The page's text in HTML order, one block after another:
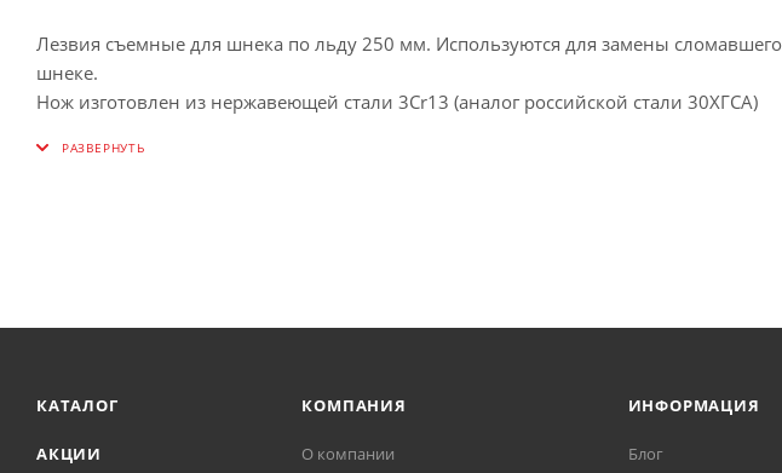
Лезвия съемные для шнека по льду 250 мм. Используются для замены
шнеке.
Нож изготовлен из нержавеющей стали 3Cr13 (аналог российской стали 30ХГСА)
КАТАЛОГ
АКЦИИ
КОМПАНИЯ
О компании
ИНФОРМАЦИЯ
Блог